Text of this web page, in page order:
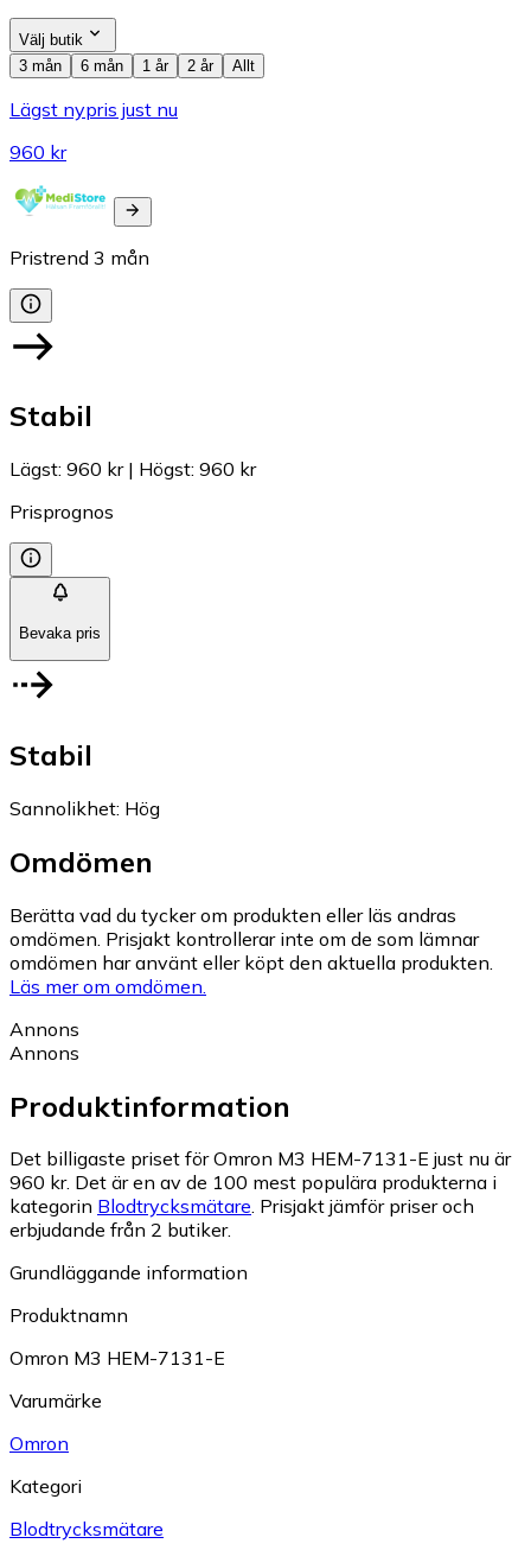
Välj butik
3 mån
6 mån 1 år 2 år Allt
Lägst nypris just nu
960 kr
Pristrend 3 mån
Stabil
Lägst: 960 kr| Högst: 960 kr
Prisprognos
Bevaka pris
Stabil
Sannolikhet: Hög
Omdömen
Berätta vad du tycker om produkten eller läs andras
omdömen. Prisjakt kontrollerar inte om de som lämnar
omdömen har använt eller köpt den aktuella produkten.
Läs mer om omdömen.
Annons
Annons
Produktinformation
Det billigaste priset för Omron M3 HEM-7131-E just nu är
960 kr. Det är en av de 100 mest populära produkterna i
kategorin Blodtrycksmätare. Prisjakt jämför priser och
erbjudande från 2 butiker.
Grundläggande information
Produktnamn
Omron M3 HEM-7131-E
Varumärke
Omron
Kategori
Blodtrycksmätare